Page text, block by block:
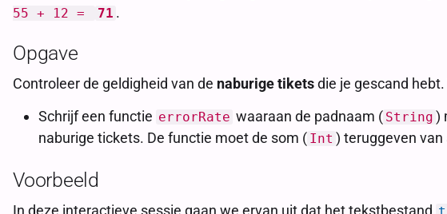
55 + 12 =
71 .
Opgave
Controleer de geldigheid van de naburige tiketsdie je gescand hebt.
Schrijf een functie errorRate waaraan de padnaam ( String )
naburige tickets. De functie moet de som ( Int ) teruggeven
Voorbeeld
In deze interactieve sessie gaan we ervan uit dat het tekstbestand